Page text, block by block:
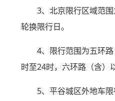
3、北京限行区域范
轮换限行日。
4、限行范围为五环
时至24时，六环路（含）
5、平谷城区外地车